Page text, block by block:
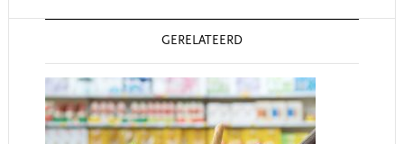
GERELATEERD